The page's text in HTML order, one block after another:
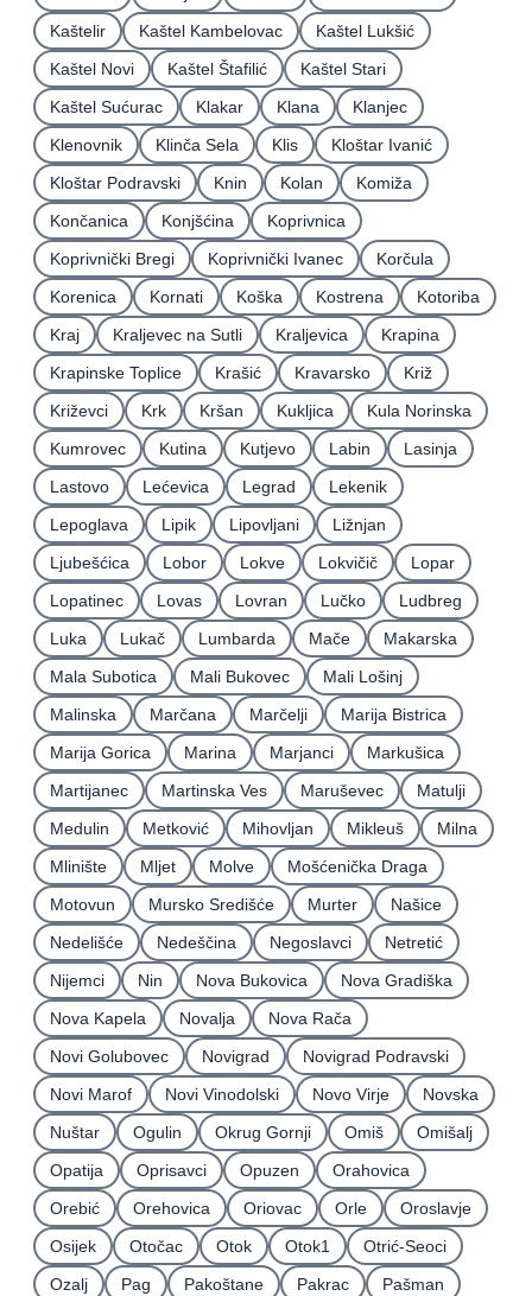
Kaštelir
Kaštel Kambelovac
Kaštel Lukšić
Kaštel Novi
Kaštel Štafilić
Kaštel Stari
Kaštel Sućurac
Klakar Klana
Klanjec
Klenovnik
Klinča Sela Klis
Kloštar Ivanić
Kloštar Podravski
Knin Kolan
Komiža
Končanica
Konjšćina
Koprivnica
Koprivnički Bregi
Koprivnički Ivanec
Korčula
Korenica
Kornati Koška Kostrena
Kotoriba
Kraj
Kraljevec na Sutli Kraljevica
Krapina
Krapinske Toplice
Krašić Kravarsko
Križ
Križevci
Krk Kršan Kukljica
Kula Norinska
Kumrovec
Kutina Kutjevo Labin
Lasinja
Lastovo
Lećevica Legrad
Lekenik
Lepoglava
Lipik Lipovljani
Ližnjan
Ljubešćica
Lobor Lokve Lokvičič
Lopar
Lopatinec
Lovas Lovran Lučko
Ludbreg
Luka
Lukač Lumbarda Mače
Makarska
Mala Subotica
Mali Bukovec
Mali Lošinj
Malinska
Marčana Marčelji
Marija Bistrica
Marija Gorica
Marina Marjanci
Markušica
Martijanec
Martinska Ves Maruševec
Matulji
Medulin
Metković Mihovljan Mikleuš
Milna
Mlinište
Mljet Molve
Mošćenička Draga
Motovun
Mursko Središće Murter
Našice
Nedelišće
Nedeščina Negoslavci
Netretić
Nijemci
Nin Nova Bukovica
Nova Gradiška
Nova Kapela
Novalja
Nova Rača
Novi Golubovec
Novigrad
Novigrad Podravski
Novi Marof
Novi Vinodolski Novo Virje
Novska
Nuštar
Ogulin Okrug Gornji Omiš
Omišalj
Opatija
Oprisavci Opuzen
Orahovica
Orebić
Orehovica Oriovac Orle
Oroslavje
Osijek
Otočac Otok Otok1
Otrić-Seoci
Ozalj
Pag Pakoštane Pakrac
Pašman